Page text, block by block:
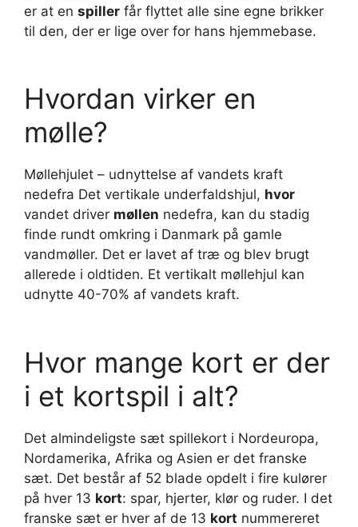
er at en spiller får flyttet alle sine egne brikker
til den, der er lige over for hans hjemmebase.
Hvordan virker en
mølle?
Møllehjulet – udnyttelse af vandets kraft
nedefra Det vertikale underfaldshjul, hvor
vandet driver møllen nedefra, kan du stadig
finde rundt omkring i Danmark på gamle
vandmøller. Det er lavet af træ og blev brugt
allerede i oldtiden. Et vertikalt møllehjul kan
udnytte 40-70% af vandets kraft.
Hvor mange kort er der
i et kortspil i alt?
Det almindeligste sæt spillekort i Nordeuropa,
Nordamerika, Afrika og Asien er det franske
sæt. Det består af 52 blade opdelt i fire kulører
på hver 13 kort: spar, hjerter, klør og ruder. I det
franske sæt er hver af de 13 kort nummereret